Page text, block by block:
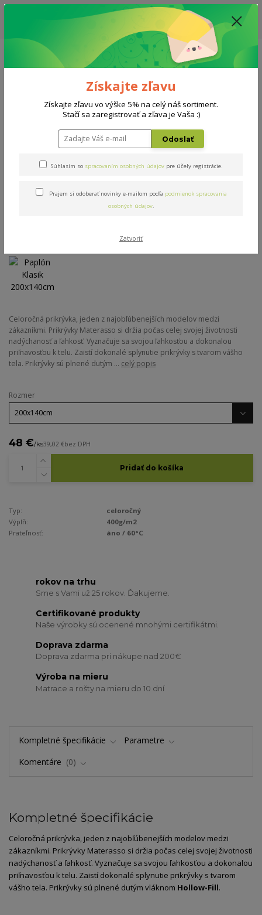
ZĽAVA: VŠETKY VYSTAVENÉ POSTELE ZA 400€ - CENA MATRACU A ROŠTU
PODĽA VÝBERU / DODACIA LEHOTA JE AKTUÁLNE 10-15 PRACOVNÝCH
Menu
0908 777 700 Po-So: 10-18 hod.
0
Doplnky Paplón Klasik 200x140cm
Paplón Klasik 200x140cm
TOP produkt
Celoročná prikrývka, jeden z najobľúbenejších modelov medzi
zákazníkmi. Prikrývky Materasso si držia počas celej svojej životnosti
nadýchanosť a ľahkosť. Vyznačuje sa svojou ľahkosťou a dokonalou
priľnavosťou k telu. Zaistí dokonalé splynutie prikrývky s tvarom vášho
tela. Prikrývky sú plnené dutým ... celý popis
Rozmer
48 €/ks39,02 €bez DPH
Pridať do košíka
Typ:
celoročný
Výplň:
400g/m2
Prateľnosť:
áno / 60°C
rokov na trhu
Sme s Vami už 25 rokov. Ďakujeme.
Certifikované produkty
Naše výrobky sú ocenené mnohými certifikátmi.
Doprava zdarma
Doprava zdarma pri nákupe nad 200€
Výroba na mieru
Matrace a rošty na mieru do 10 dní
Kompletné špecifikácie
Parametre
Komentáre
0
Kompletné špecifikácie
Celoročná prikrývka, jeden z najobľúbenejších modelov medzi
zákazníkmi. Prikrývky Materasso si držia počas celej svojej životnosti
nadýchanosť a ľahkosť. Vyznačuje sa svojou ľahkosťou a dokonalou
priľnavosťou k telu. Zaistí dokonalé splynutie prikrývky s tvarom
vášho tela. Prikrývky sú plnené dutým vláknom Hollow-Fill.
Získajte zľavu
Získajte zľavu vo výške 5% na celý náš sortiment.
Stačí sa zaregistrovať a zľava je Vaša :)
Odoslať
Súhlasím so spracovaním osobných údajov pre účely registrácie.
Prajem si odoberať novinky e-mailom podľa podmienok spracovania
osobných údajov.
Zatvoriť